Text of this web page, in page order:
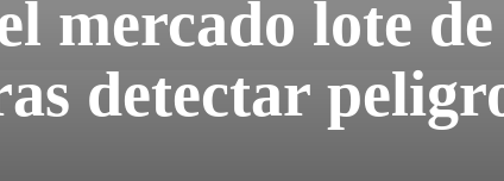
mercado lote
detectar